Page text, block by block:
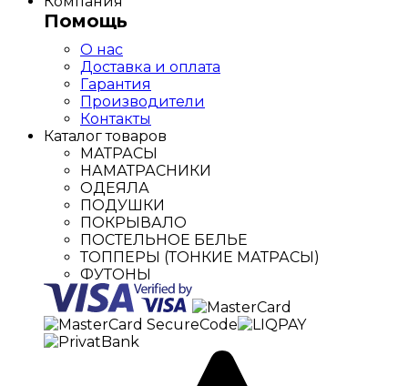
Помощь
О нас
Доставка и оплата
Гарантия
Производители
Контакты
Каталог товаров
МАТРАСЫ
НАМАТРАСНИКИ
ОДЕЯЛА
ПОДУШКИ
ПОКРЫВАЛО
ПОСТЕЛЬНОЕ БЕЛЬЕ
ТОППЕРЫ (ТОНКИЕ МАТРАСЫ)
ФУТОНЫ